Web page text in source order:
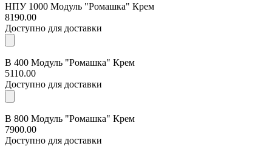
НПУ 1000 Модуль "Ромашка" Крем
8190.00
Доступно для доставки
В 400 Модуль "Ромашка" Крем
5110.00
Доступно для доставки
В 800 Модуль "Ромашка" Крем
7900.00
Доступно для доставки